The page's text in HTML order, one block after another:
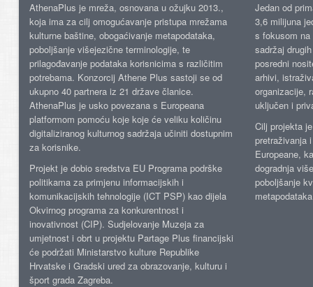
AthenaPlus je mreža, osnovana u ožujku 2013.,
koja ima za cilj omogućavanje pristupa mrežama
kulturne baštine, obogaćivanje metapodataka,
poboljšanje višejezične terminologije, te
prilagođavanje podataka korisnicima s različitim
potrebama. Konzorcij Athene Plus sastoji se od
ukupno 40 partnera iz 21 države članice.
AthenaPlus je usko povezana s Europeana
platformom pomoću koje koje će veliku količinu
digitaliziranog kulturnog sadržaja učiniti dostupnim
za korisnike.
Projekt je dobio sredstva EU Programa podrške
politikama za primjenu informacijskih i
komunikacijskih tehnologije (ICT PSP) kao dijela
Okvirnog programa za konkurentnost i
inovativnost (CIP). Sudjelovanje Muzeja za
umjetnost i obrt u projektu Partage Plus financijski
će podržati Ministarstvo kulture Republike
Hrvatske i Gradski ured za obrazovanje, kulturu i
šport grada Zagreba.
Jedan od
3,6 milijuna
s fokusom
sadržaj
posredni
arhivi,
organizacije,
uključen i
Cilj projekta
pretraživanja
Europeane,
dogradnja
poboljšanje